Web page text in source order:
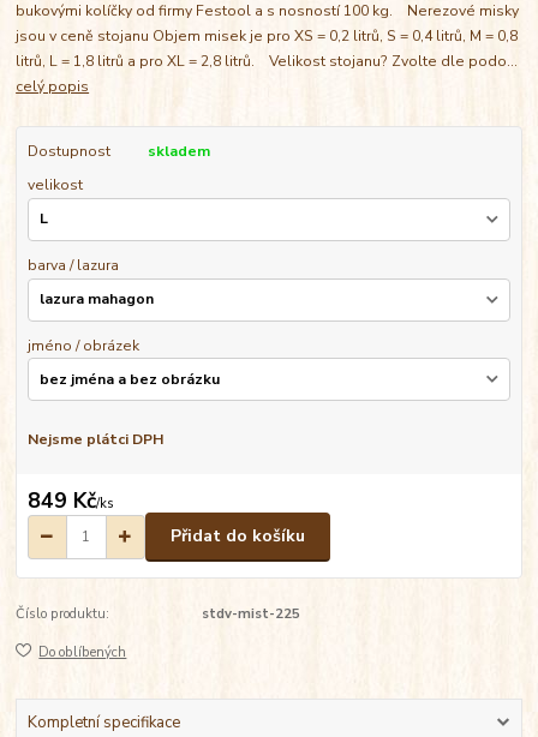
bukovými kolíčky od firmy Festool a s nosností 100 kg. Nerezové misky
jsou v ceně stojanu Objem misek je pro XS = 0,2 litrů, S = 0,4 litrů, M = 0,8
litrů, L = 1,8 litrů a pro XL = 2,8 litrů. Velikost stojanu? Zvolte dle podo...
celý popis
Dostupnost
skladem
velikost
barva / lazura
jméno / obrázek
Nejsme plátci DPH
849 Kč/ks
Přidat do košíku
Číslo produktu: stdv-mist-225
Do oblíbených
Kompletní specifikace